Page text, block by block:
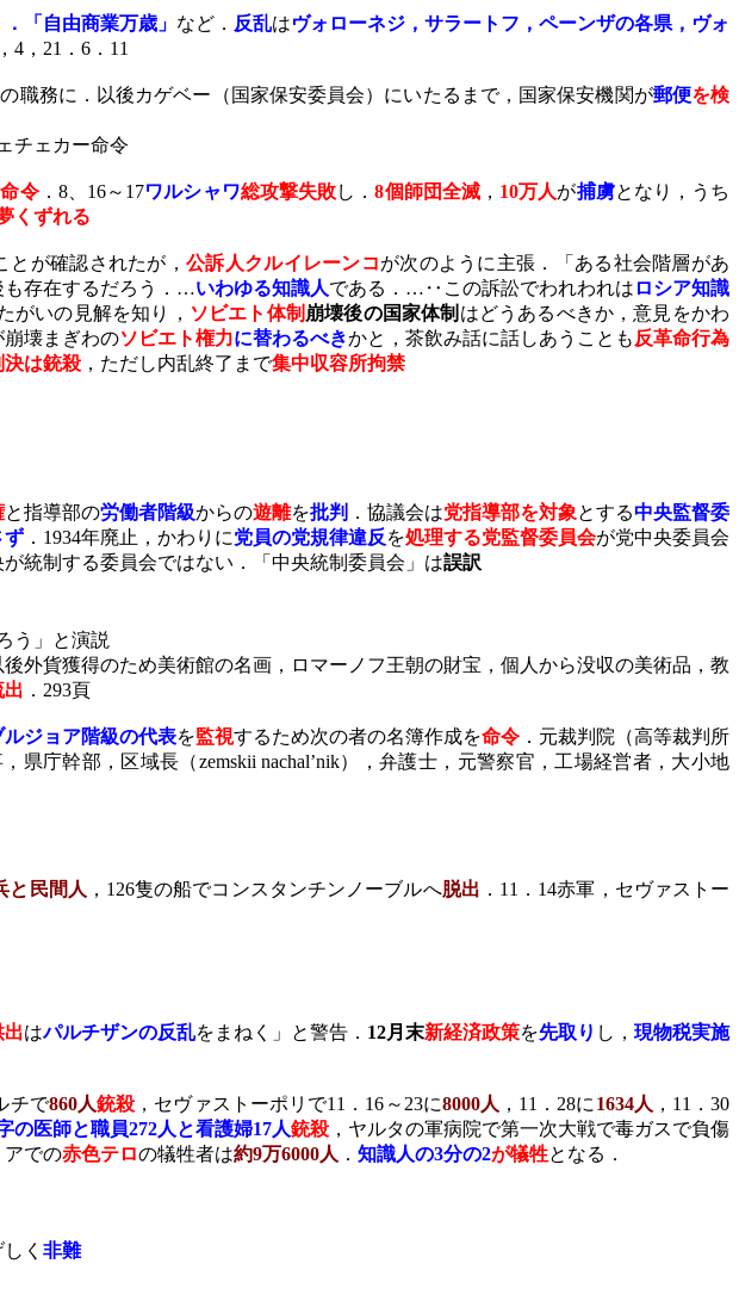
「自由商業万歳」 など． 反乱はヴォローネジ，サラートフ，ペーンザの各県，ヴォ
， 4 ， 21 ． 6 ． 11
職務に．以後カゲベー（国家保安委員会）にいたるまで，国家保安機関が郵便を検
チェカー命令
令． 8、 16～ 17ワルシャワ総攻撃失敗し．8個師団全滅 ， 10万人が捕虜となり，うち
くずれる
とが確認されたが，公訴人クルイレーンコが次のように主張．「ある社会階層があ
も存在するだろう．…いわゆる知識人である．…‥この訴訟でわれわれは ロシア知識
がいの見解を知り， ソビエト体制 崩壊後の国家体制 はどうあるべきか，意見をかわ
壊まぎわのソビエト権力に替わるべきかと，茶飲み話に話しあうことも 反革命行為
決は銃殺 ，ただし内乱終了まで集中収容所拘禁
と指導部の労働者階級からの遊離を批判 ．協議会は党指導部を対象とする中央監督委
ず ． 1934年廃止，かわりに党員の党規律違反 を処理する党監督委員会が党中央委員会
統制する委員会ではない．「中央統制委員会」は誤訳
う」と演説
外貨獲得のため美術館の名画，ロマーノフ王朝の財宝，個人から没収の美術品，教
出 ． 293頁
ルジョア階級の代表を監視するため次の者の名簿作成を命令 ．元裁判院（高等裁判所
県庁幹部，区域長（zemskii nachal’nik），弁護士，元警察官，工場経営者，大小地
と民間人 ， 126隻の船でコンスタンチンノーブルへ脱出 ． 11 ． 14赤軍，セヴァストー
出はパルチザンの反乱をまねく」と警告． 12月末新経済政策を先取り し， 現物税実施
チで860人銃殺 ，セヴァストーポリで11 ． 16 ～ 23に8000人 ， 11 ． 28に 1634人 ， 11 ．30
の医師と職員272人と看護婦17人銃殺 ，ヤルタの軍病院で第一次大戦で毒ガスで負傷
アでの赤色テロの犠牲者は約9万6000人 ． 知識人の3分の2が犠牲となる．
く 非難